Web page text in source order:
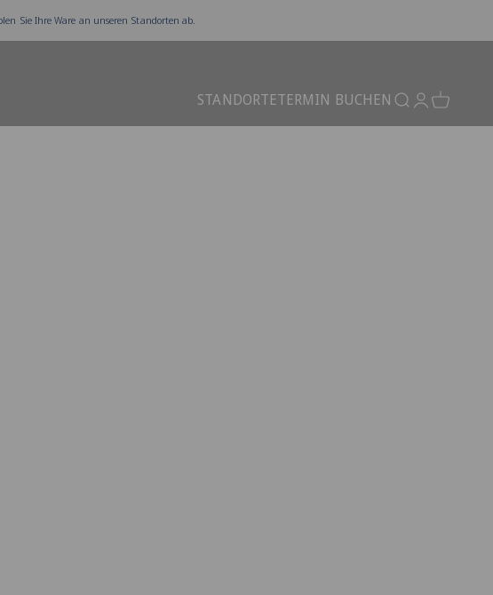
Sie Ihre Ware an unseren Standorten ab.
STANDORTETERMIN BUCHEN SuchenAnmelden
Warenkorb